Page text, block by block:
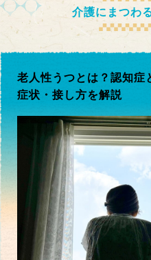
介護にまつわ
老人性うつとは？認知症
症状・接し方を解説